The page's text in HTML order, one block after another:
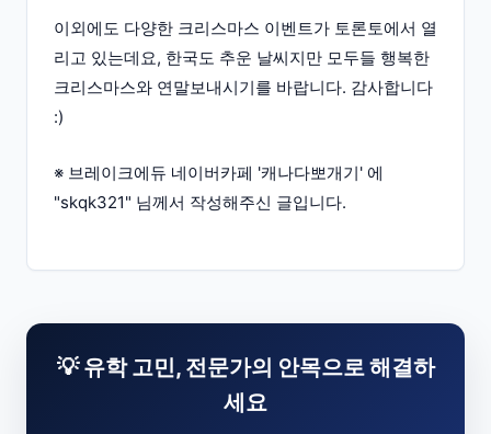
이외에도 다양한 크리스마스 이벤트가 토론토에서 열
리고 있는데요, 한국도 추운 날씨지만 모두들 행복한
크리스마스와 연말보내시기를 바랍니다. 감사합니다
:)
※ 브레이크에듀 네이버카페 '캐나다뽀개기' 에
"skqk321" 님께서 작성해주신 글입니다.
💡 유학 고민, 전문가의 안목으로 해결하
세요